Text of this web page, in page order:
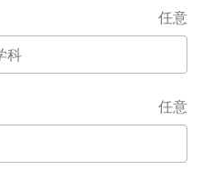
任意
任意